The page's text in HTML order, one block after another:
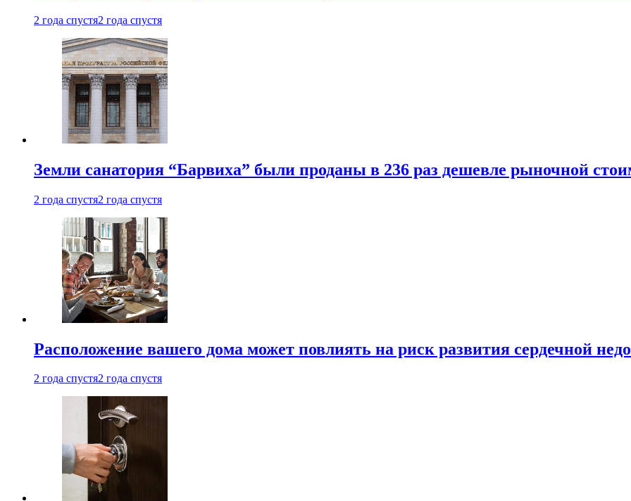
2 года спустя2 года спустя
Земли санатория “Барвиха” были проданы в 236 раз дешевле рыночной
2 года спустя2 года спустя
Расположение вашего дома может повлиять на риск развития сердечной
2 года спустя2 года спустя